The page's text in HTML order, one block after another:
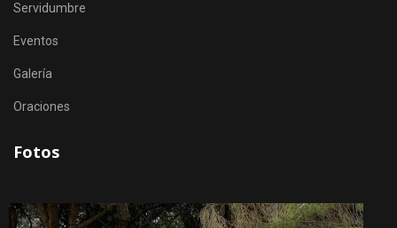
Servidumbre
Eventos
Galería
Oraciones
Fotos